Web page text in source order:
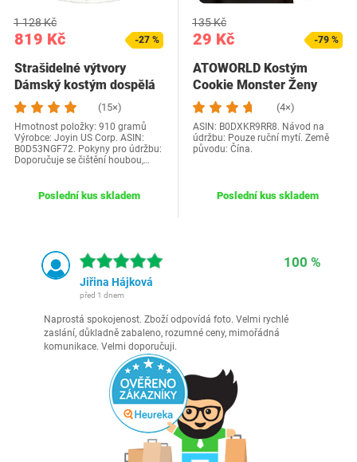
819 Kč
1 128 Kč
-27 %
Strašidelné výtvory
Dámský kostým dospělá
princezna Zelené…
(15×)
Hmotnost položky: 910 gramů
Výrobce: Joyin US Corp. ASIN:
B0D53NGF72. Pokyny pro údržbu:
Doporučuje se čištění houbou,…
Poslední kus skladem
29 Kč
135 Kč
-79 %
ATOWORLD Kostým
Cookie Monster Ženy
Dětské doplňky s
Cookie…
(4×)
ASIN: B0DXKR9RR8. Návod na
údržbu: Pouze ruční mytí. Země
původu: Čína.
Poslední kus skladem
100 %
Jiřina Hájková
před 1 dnem
Naprostá spokojenost. Zboží odpovídá foto. Velmi rychlé
zaslání, důkladně zabaleno, rozumné ceny, mimořádná
komunikace. Velmi doporučuji.